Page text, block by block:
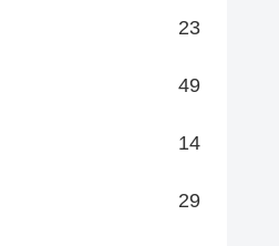
23
49
14
29